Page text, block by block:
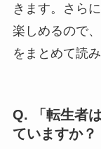
きます。さら
楽しめるので
をまとめて読
Q. 「転生者
ていますか？